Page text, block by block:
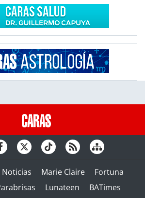
Noticias Marie Claire
Fortuna
Lunateen BATimes